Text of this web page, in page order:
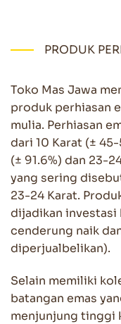
PRODUK
Toko Mas Jawa
produk perhiasan
mulia. Perhiasan
dari 10 Karat (± 45-
(± 91.6%) dan 23-
yang sering
23-24 Karat.
dijadikan investasi
cenderung naik
diperjualbelikan).
Selain memiliki
batangan emas
menjunjung tinggi